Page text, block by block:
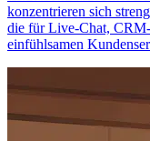
konzentrieren sich
die für Live-Chat,
einfühlsamen